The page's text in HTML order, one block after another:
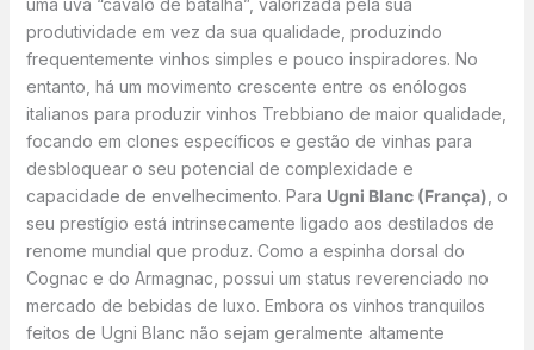
produtividade em vez da sua qualidade, produzindo
frequentemente vinhos simples e pouco inspiradores. No
entanto, há um movimento crescente entre os enólogos
italianos para produzir vinhos Trebbiano de maior qualidade,
focando em clones específicos e gestão de vinhas para
desbloquear o seu potencial de complexidade e
capacidade de envelhecimento. Para Ugni Blanc (França) , o
seu prestígio está intrinsecamente ligado aos destilados de
renome mundial que produz. Como a espinha dorsal do
Cognac e do Armagnac, possui um status reverenciado no
mercado de bebidas de luxo. Embora os vinhos tranquilos
feitos de Ugni Blanc não sejam geralmente altamente